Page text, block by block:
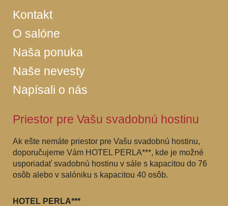
Kontakt
O salóne
Naša ponuka
Naše nevesty
Napísali o nás
Priestor pre Vašu svadobnú hostinu
Ak ešte nemáte priestor pre Vašu svadobnú hostinu,
doporučujeme Vám HOTEL PERLA***, kde je možné
usporiadať svadobnú hostinu v sále s kapacitou do 76
osôb alebo v salóniku s kapacitou 40 osôb.
HOTEL PERLA***